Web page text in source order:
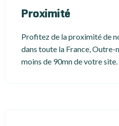
Proximité
Profitez de la proximité de
dans toute la France, Outre-
moins de 90mn de votre site.